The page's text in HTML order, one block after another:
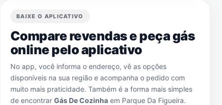
BAIXE O APLICATIVO
Compare revendas e peça gás
online pelo aplicativo
No app, você informa o endereço, vê as opções
disponíveis na sua região e acompanha o pedido com
muito mais praticidade. Também é a forma mais simples
de encontrar Gás De Cozinha em Parque Da Figueira.